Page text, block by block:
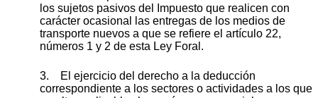
los sujetos pasivos del Impuesto que realicen con
carácter ocasional las entregas de los medios de
transporte nuevos a que se refiere el artículo 22,
números 1 y 2 de esta Ley Foral.
3. El ejercicio del derecho a la deducción
correspondiente a los sectores o actividades a los que